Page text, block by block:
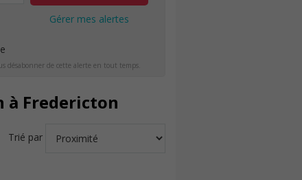
Gérer mes alertes
désabonner de cette alerte en tout temps.
à Fredericton
Trié par